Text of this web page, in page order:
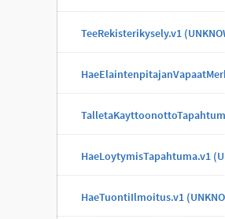
TeeRekisterikysely.v1
HaeTuontiIlmoitus.v1